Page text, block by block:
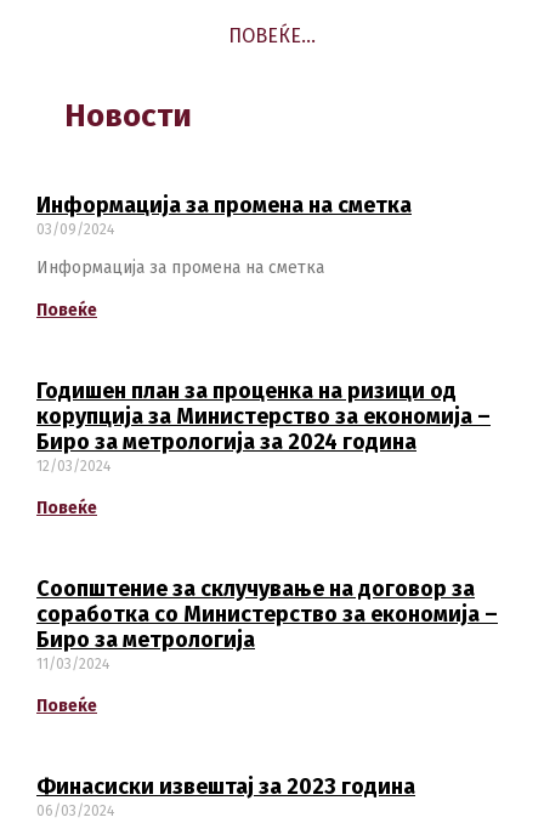
ПОВЕЌЕ…
Новости
Информација за промена на сметка
03/09/2024
Информација за промена на сметка
Повеќе
Годишен план за проценка на ризици од
корупција за Министерство за економија –
Биро за метрологија за 2024 година
12/03/2024
Повеќе
Соопштение за склучување на договор за
соработка со Министерство за економија –
Биро за метрологија
11/03/2024
Повеќе
Финасиски извештај за 2023 година
06/03/2024